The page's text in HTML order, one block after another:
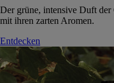
Der grüne, intensive Duft
mit ihren zarten Aromen.
Entdecken